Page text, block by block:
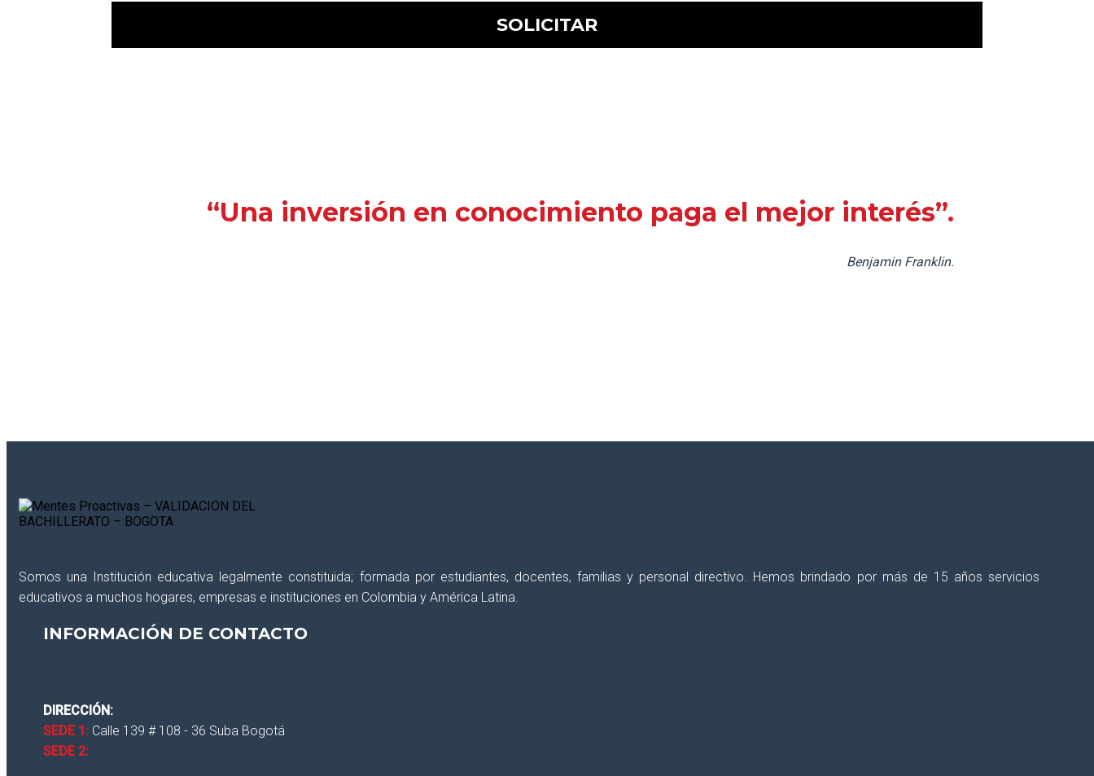
“Una inversión en conocimiento paga el mejor interés”.
Benjamin Franklin.
Somos una Institución educativa legalmente constituida; formada por estudiantes, docentes, familias y personal directivo. Hemos brindado por más de 15 años servicios
educativos a muchos hogares, empresas e instituciones en Colombia y América Latina.
INFORMACIÓN DE CONTACTO
DIRECCIÓN:
SEDE 1: Calle 139 # 108 - 36 Suba Bogotá
SEDE 2:
CLOSE